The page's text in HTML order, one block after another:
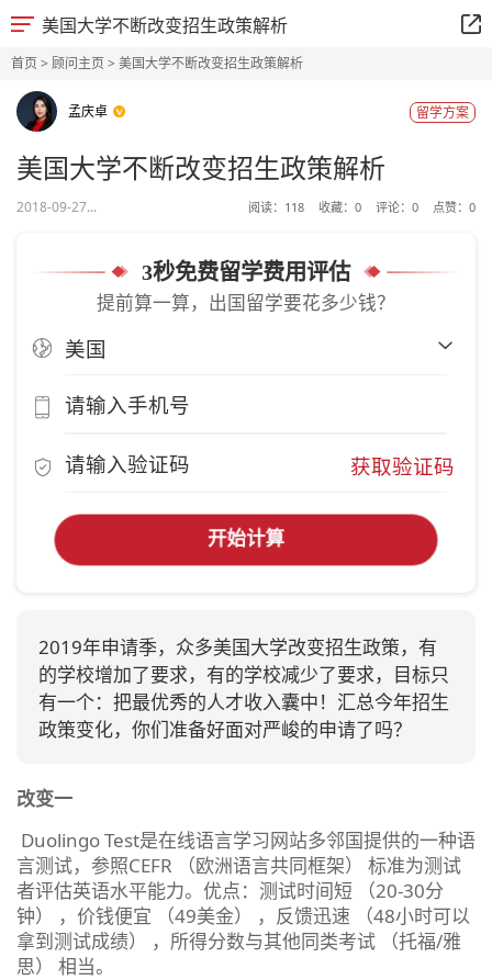
美国大学不断改变招生政策解析
首页> 顾问主页> 美国大学不断改变招生政策解析
孟庆卓 留学方案
美国大学不断改变招生政策解析
2018-09-27... 阅读： 118 收藏： 0 评论： 0 点赞： 0
3秒免费留学费用评估
提前算一算，出国留学要花多少钱？
获取验证码
开始计算
2019年申请季，众多美国大学改变招生政策，有
的学校增加了要求，有的学校减少了要求，目标只
有一个：把最优秀的人才收入囊中！汇总今年招生
政策变化，你们准备好面对严峻的申请了吗？
改变一
Duolingo Test是在线语言学习网站多邻国提供的一种语
言测试，参照CEFR （欧洲语言共同框架） 标准为测试
者评估英语水平能力。优点：测试时间短 （20-30分
钟） ，价钱便宜 （49美金） ，反馈迅速 （48小时可以
拿到测试成绩） ，所得分数与其他同类考试 （托福/雅
思） 相当。